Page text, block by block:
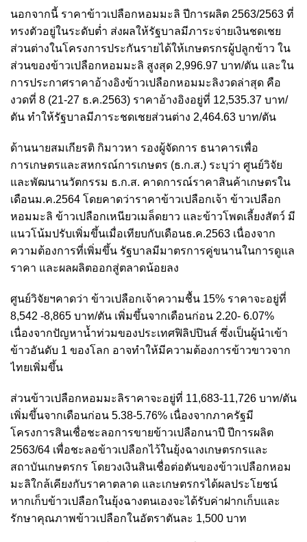
นอกจากนี้ ราคาข้าวเปลือกหอมมะลิ ปีการผลิต 2563/2563 ที่
ทรงตัวอยู่ในระดับต่ำ ส่งผลให้รัฐบาลมีภาระจ่ายเงินชดเชย
ส่วนต่างในโครงการประกันรายได้ให้เกษตรกรผู้ปลูกข้าว ใน
ส่วนของข้าวเปลือกหอมมะลิ สูงสุด 2,996.97 บาท/ตัน และใน
การประกาศราคาอ้างอิงข้าวเปลือกหอมมะลิงวดล่าสุด คือ
งวดที่ 8 (21-27 ธ.ค.2563) ราคาอ้างอิงอยู่ที่ 12,535.37 บาท/
ตัน ทำให้รัฐบาลมีภาระชดเชยส่วนต่าง 2,464.63 บาท/ตัน
ด้านนายสมเกียรติ กิมาวหา รองผู้จัดการ ธนาคารเพื่อ
การเกษตรและสหกรณ์การเกษตร (ธ.ก.ส.) ระบุว่า ศูนย์วิจัย
และพัฒนานวัตกรรม ธ.ก.ส. คาดการณ์ราคาสินค้าเกษตรใน
เดือนม.ค.2564 โดยคาดว่าราคาข้าวเปลือกเจ้า ข้าวเปลือก
หอมมะลิ ข้าวเปลือกเหนียวเมล็ดยาว และข้าวโพดเลี้ยงสัตว์ มี
แนวโน้มปรับเพิ่มขึ้นเมื่อเทียบกับเดือนธ.ค.2563 เนื่องจาก
ความต้องการที่เพิ่มขึ้น รัฐบาลมีมาตรการคู่ขนานในการดูแล
ราคา และผลผลิตออกสู่ตลาดน้อยลง
ศูนย์วิจัยฯคาดว่า ข้าวเปลือกเจ้าความชื้น 15% ราคาจะอยู่ที่
8,542 -8,865 บาท/ตัน เพิ่มขึ้นจากเดือนก่อน 2.20- 6.07%
เนื่องจากปัญหาน้ำท่วมของประเทศฟิลิปปินส์ ซึ่งเป็นผู้นำเข้า
ข้าวอันดับ 1 ของโลก อาจทำให้มีความต้องการข้าวขาวจาก
ไทยเพิ่มขึ้น
ส่วนข้าวเปลือกหอมมะลิราคาจะอยู่ที่ 11,683-11,726 บาท/ตัน
เพิ่มขึ้นจากเดือนก่อน 5.38-5.76% เนื่องจากภาครัฐมี
โครงการสินเชื่อชะลอการขายข้าวเปลือกนาปี ปีการผลิต
2563/64 เพื่อชะลอข้าวเปลือกไว้ในยุ้งฉางเกษตรกรและ
สถาบันเกษตรกร โดยวงเงินสินเชื่อต่อตันของข้าวเปลือกหอม
มะลิใกล้เคียงกับราคาตลาด และเกษตรกรได้ผลประโยชน์
หากเก็บข้าวเปลือกในยุ้งฉางตนเองจะได้รับค่าฝากเก็บและ
รักษาคุณภาพข้าวเปลือกในอัตราตันละ 1,500 บาท